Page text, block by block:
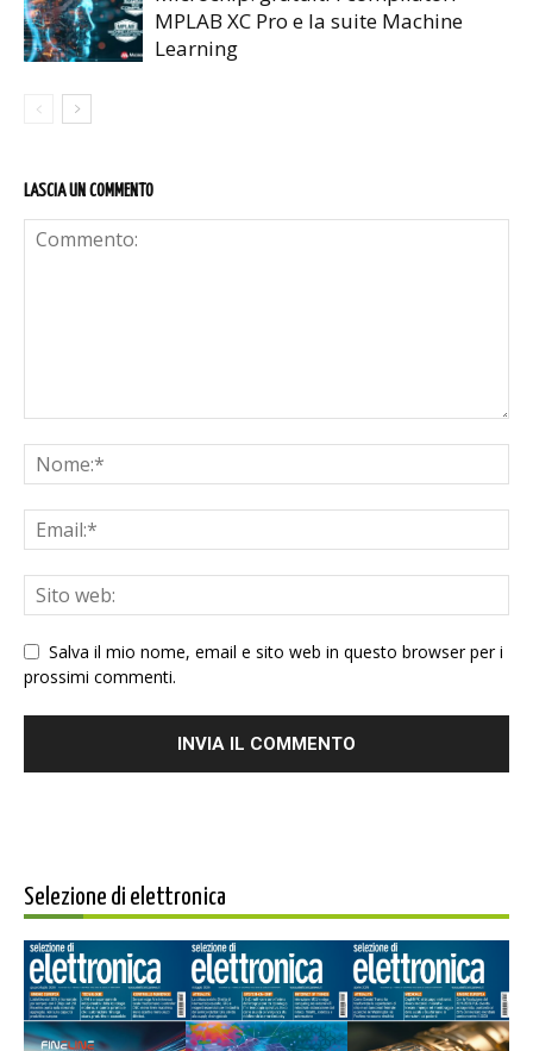
MPLAB XC Pro e la suite Machine
Learning
LASCIA UN COMMENTO
Salva il mio nome, email e sito web in questo browser per i
prossimi commenti.
Selezione di elettronica